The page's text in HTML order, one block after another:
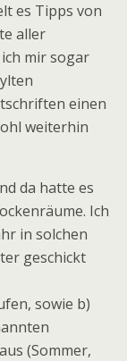
es Tipps von
aller
mir sogar
einen
weiterhin
da hatte es
Ich
in solchen
geschickt
sowie b)
(Sommer,